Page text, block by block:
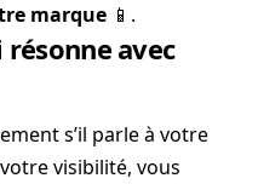
marque 📱.
avec
s’il parle à votre
visibilité, vous